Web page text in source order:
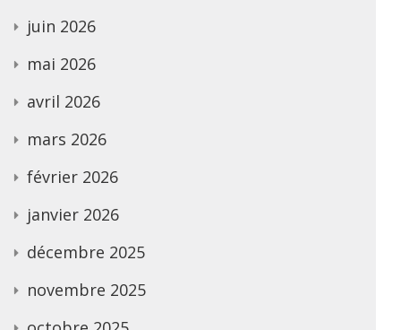
juin 2026
mai 2026
avril 2026
mars 2026
février 2026
janvier 2026
décembre 2025
novembre 2025